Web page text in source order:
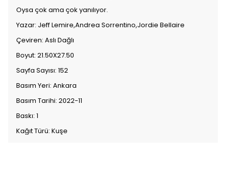
Oysa çok ama çok yanılıyor.
Yazar: Jeff Lemire,Andrea Sorrentino,Jordie Bellaire
Çeviren: Aslı Dağlı
Boyut: 21.50X27.50
Sayfa Sayısı: 152
Basım Yeri: Ankara
Basım Tarihi: 2022-11
Baskı: 1
Kağıt Türü: Kuşe